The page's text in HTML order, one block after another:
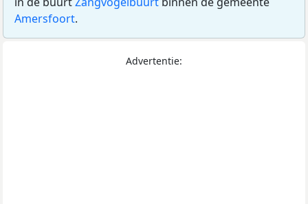
Amersfoort.
Advertentie: